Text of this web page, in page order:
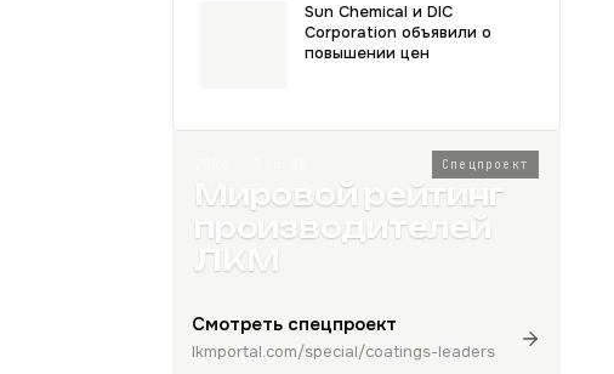
Sun Chemical и DIC
Corporation объявили о
повышении цен
Спецпроект
Мировой рейтинг
производителей
ЛКМ
Смотреть спецпроект
lkmportal.com/special/coatings-leaders